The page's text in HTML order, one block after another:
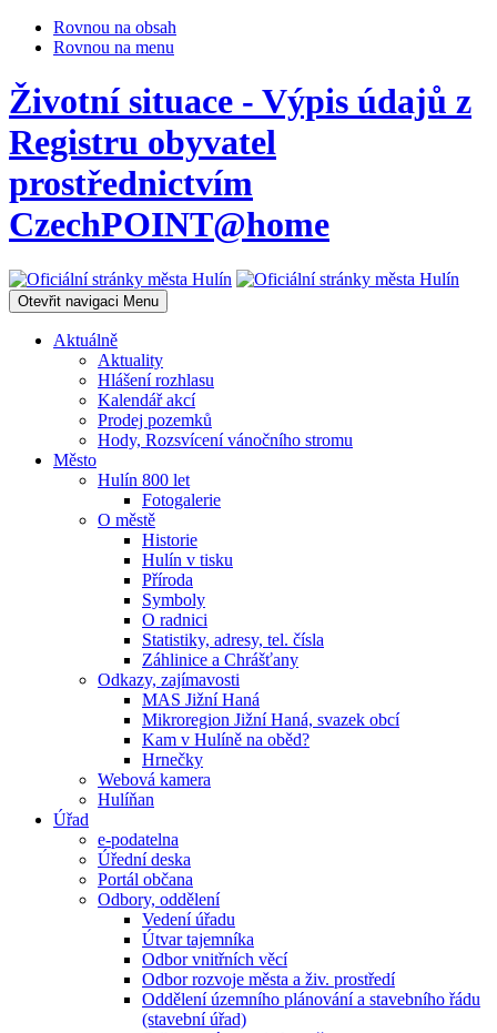
Rovnou na obsah
Rovnou na menu
Životní situace - Výpis údajů z
Registru obyvatel
prostřednictvím
CzechPOINT@home
Otevřit navigaci Menu
Aktuálně
Aktuality
Hlášení rozhlasu
Kalendář akcí
Prodej pozemků
Hody, Rozsvícení vánočního stromu
Město
Hulín 800 let
Fotogalerie
O městě
Historie
Hulín v tisku
Příroda
Symboly
O radnici
Statistiky, adresy, tel. čísla
Záhlinice a Chrášťany
Odkazy, zajímavosti
MAS Jižní Haná
Mikroregion Jižní Haná, svazek obcí
Kam v Hulíně na oběd?
Hrnečky
Webová kamera
Hulíňan
Úřad
e-podatelna
Úřední deska
Portál občana
Odbory, oddělení
Vedení úřadu
Útvar tajemníka
Odbor vnitřních věcí
Odbor rozvoje města a živ. prostředí
Oddělení územního plánování a stavebního řádu
(stavební úřad)